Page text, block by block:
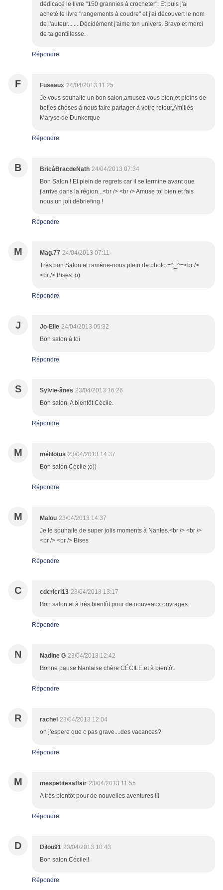
dédicacé le livre "150 grannies à crocheter". Et puis j'ai
acheté le livre "rangements à coudre" et j'ai découvert le nom
de l'auteur........Décidément j'aime ton univers. Bravo et merci
de ta gentillesse.
Répondre
F Fuseaux 24/04/2013 11:25
Je vous souhaite un bon salon,amusez vous bien,et pleins de
belles choses à nous faire partager à votre retour,Amitiés
Maryse de Dunkerque
Répondre
B BricàBracdeNath 24/04/2013 07:34
Bon Salon ! Et plein de regrets car il se termine avant que
j'arrive dans la région...<br /> <br /> Amuse toi bien et fais
nous un joli débriefing !
Répondre
M Mag.77 24/04/2013 07:11
Très bon Salon et ramène-nous plein de photo =^_^=<br />
<br /> Bises ;o)
Répondre
J Jo-Elle 24/04/2013 05:32
Bon salon à toi
Répondre
S Sylvie-ânes 23/04/2013 16:26
Bon salon. A bientôt Cécile.
Répondre
M mélilotus 23/04/2013 14:37
Bon salon Cécile ;o))
Répondre
M Malou 23/04/2013 14:37
Je te souhaite de super jolis moments à Nantes.<br /> <br />
<br /> <br /> Bises
Répondre
C cdcricri13 23/04/2013 13:17
Bon salon et à très bientôt pour de nouveaux ouvrages.
Répondre
N Nadine G 23/04/2013 12:42
Bonne pause Nantaise chère CÉCILE et à bientôt.
Répondre
R rachel 23/04/2013 12:04
oh j'espere que c pas grave....des vacances?
Répondre
M mespetitesaffair 23/04/2013 11:55
A très bientôt pour de nouvelles aventures !!!
Répondre
D Dilou91 23/04/2013 10:43
Bon salon Cécile!!
Répondre